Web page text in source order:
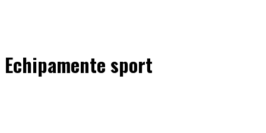
Echipamente sport